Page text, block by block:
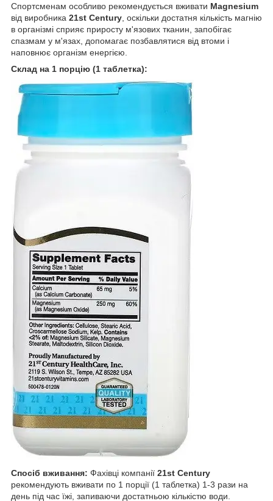
Спортсменам особливо рекомендується вживати Magnesium
від виробника 21st Century , оскільки достатня кількість магнію
в організмі сприяє приросту м'язових тканин, запобігає
спазмам у м'язах, допомагає позбавлятися від втоми і
наповнює організм енергією.
Склад на 1 порцію (1 таблетка):
Спосіб вживання: Фахівці компанії 21st Century
рекомендують вживати по 1 порції (1 таблетка) 1-3 рази на
день під час їжі, запиваючи достатньою кількістю води.